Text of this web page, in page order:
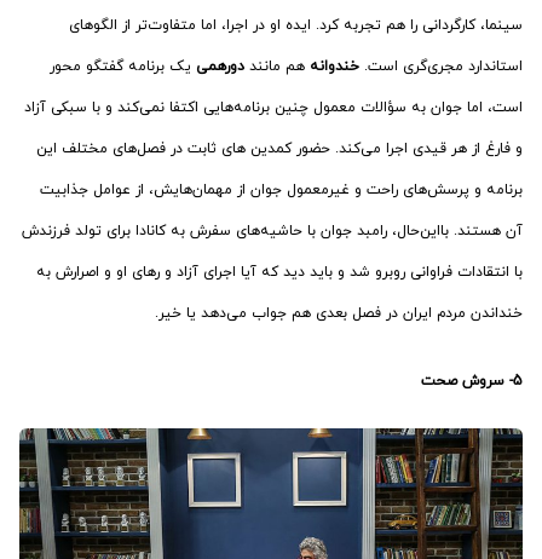
سینما، کارگردانی را هم تجربه کرد. ایده او در اجرا، اما متفاوت‌تر از الگوهای
استاندارد مجری‌گری است. خندوانه هم مانند دورهمی یک برنامه گفتگو محور
است، اما جوان به سؤالات معمول چنین برنامه‌هایی اکتفا نمی‌کند و با سبکی آزاد
و فارغ از هر قیدی اجرا می‌کند. حضور کمدین های ثابت در فصل‌های مختلف این
برنامه و پرسش‌های راحت و غیرمعمول جوان از مهمان‌هایش، از عوامل جذابیت
آن هستند. بااین‌حال، رامبد جوان با حاشیه‌های سفرش به کانادا برای تولد فرزندش
با انتقادات فراوانی روبرو شد و باید دید که آیا اجرای آزاد و رهای او و اصرارش به
خنداندن مردم ایران در فصل بعدی هم جواب می‌دهد یا خیر.
5- سروش صحت